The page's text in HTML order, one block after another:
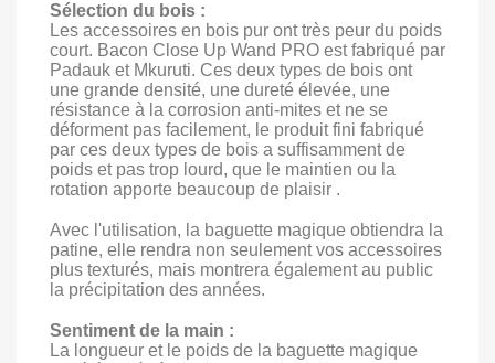
Sélection du bois :
Les accessoires en bois pur ont très peur du poids
court. Bacon Close Up Wand PRO est fabriqué par
Padauk et Mkuruti. Ces deux types de bois ont
une grande densité, une dureté élevée, une
résistance à la corrosion anti-mites et ne se
déforment pas facilement, le produit fini fabriqué
par ces deux types de bois a suffisamment de
poids et pas trop lourd, que le maintien ou la
rotation apporte beaucoup de plaisir .
Avec l'utilisation, la baguette magique obtiendra la
patine, elle rendra non seulement vos accessoires
plus texturés, mais montrera également au public
la précipitation des années.
Sentiment de la main :
La longueur et le poids de la baguette magique